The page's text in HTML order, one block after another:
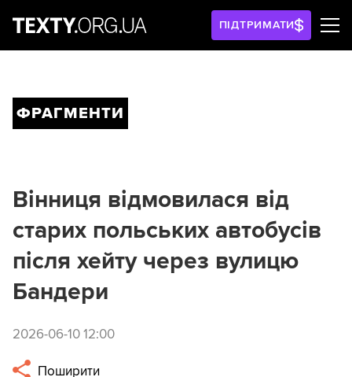
ПІДТРИМАТИ
ФРАГМЕНТИ
Вінниця відмовилася від
старих польських автобусів
після хейту через вулицю
Бандери
2026-06-10 12:00
Поширити